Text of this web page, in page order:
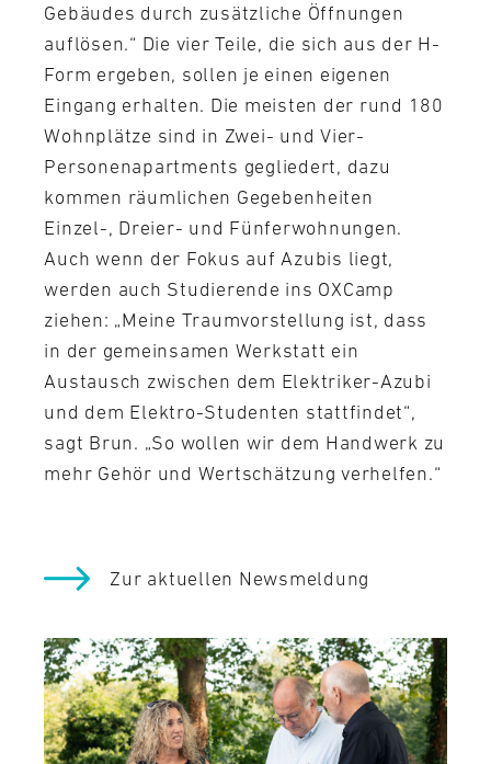
Gebäudes durch zusätzliche Öffnungen
auflösen.“ Die vier Teile, die sich aus der H-
Form ergeben, sollen je einen eigenen
Eingang erhalten. Die meisten der rund 180
Wohnplätze sind in Zwei- und Vier-
Personenapartments gegliedert, dazu
kommen räumlichen Gegebenheiten
Einzel-, Dreier- und Fünferwohnungen.
Auch wenn der Fokus auf Azubis liegt,
werden auch Studierende ins OXCamp
ziehen: „Meine Traumvorstellung ist, dass
in der gemeinsamen Werkstatt ein
Austausch zwischen dem Elektriker-Azubi
und dem Elektro-Studenten stattfindet“,
sagt Brun. „So wollen wir dem Handwerk zu
mehr Gehör und Wertschätzung verhelfen.“
Zur aktuellen Newsmeldung